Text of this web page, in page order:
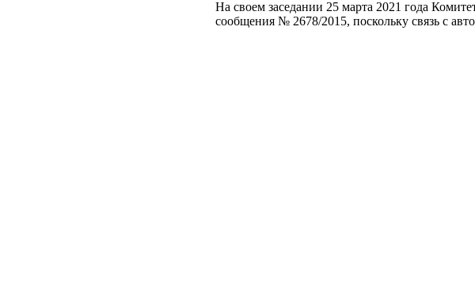
На своем заседании 25 марта 2021 года
сообщения № 2678/2015, поскольку связь с